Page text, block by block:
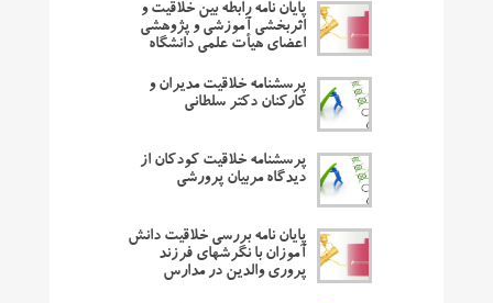
پایان نامه رابطه بین خلاقیت و
اثربخشی آموزشی و پژوهشی
اعضای هیأت علمی دانشگاه
پرسشنامه خلاقیت مدیران و
کارکنان دکتر سلطانی
پرسشنامه خلاقیت کودکان از
دیدگاه مربیان پرورشی
پایان نامه بررسی خلاقیت دانش
آموزان با نگرشهای فرزند
پروری والدین در مدارس